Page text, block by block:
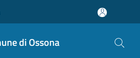
di Ossona